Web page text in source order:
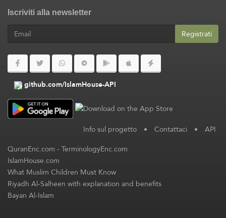
Iscriviti alla newsletter
Registrati
github.com/IslamHouse-API
Info sul progetto • Contattaci • API
QuranEnc.com-TerminologyEnc.com
IslamHouse.com
What Muslim Children Must Know
Riyadh Al-Salheen with explanation and benefits
Bayan Al-Islam